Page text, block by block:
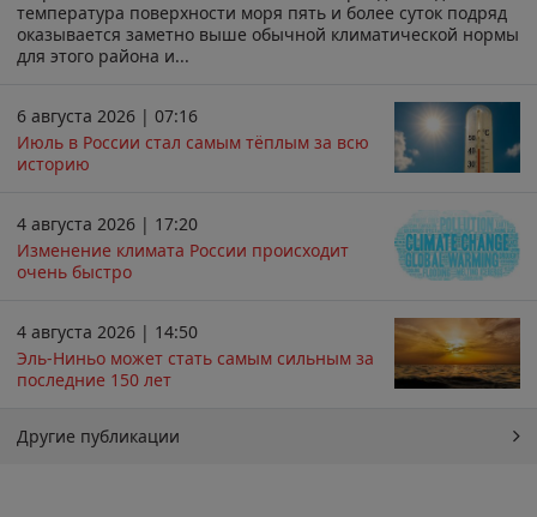
температура поверхности моря пять и более суток подряд
оказывается заметно выше обычной климатической нормы
для этого района и...
6 августа 2026 | 07:16
Июль в России стал самым тёплым за всю
историю
4 августа 2026 | 17:20
Изменение климата России происходит
очень быстро
4 августа 2026 | 14:50
Эль-Ниньо может стать самым сильным за
последние 150 лет
Другие публикации